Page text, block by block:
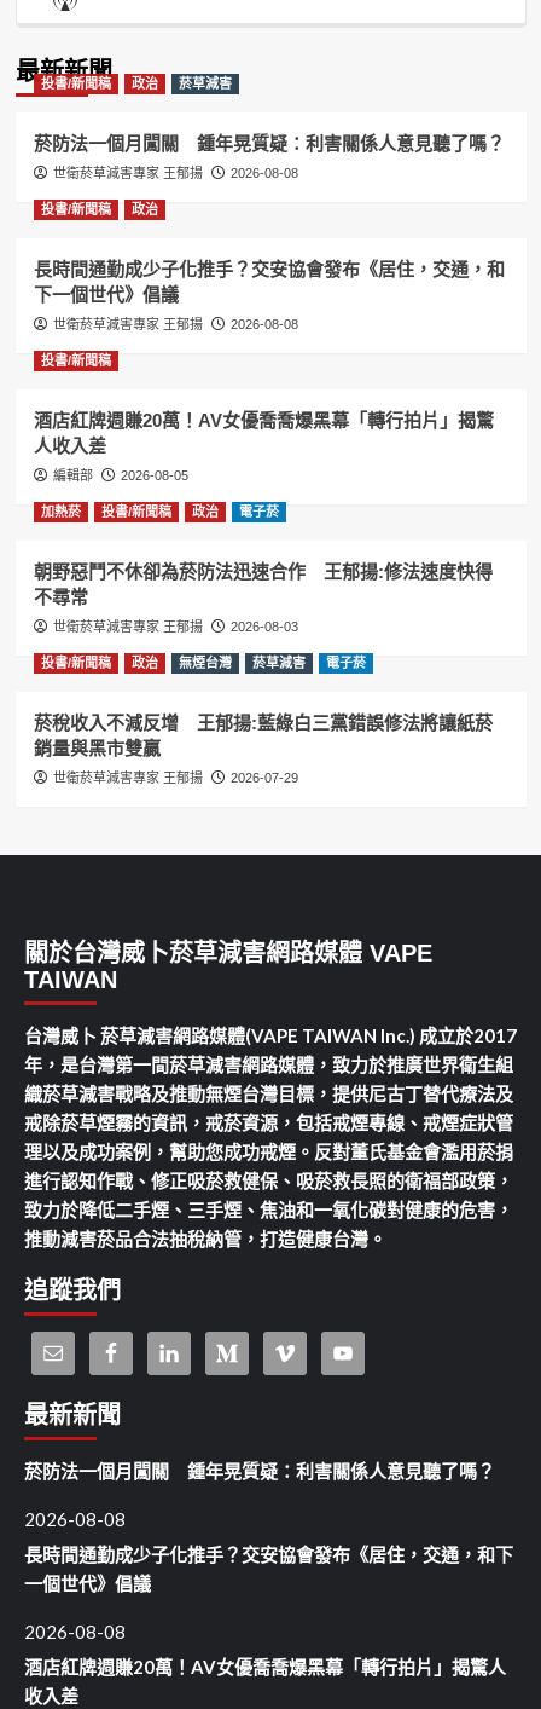
Podcast
最新新聞
投書/新聞稿 政治 菸草減害
菸防法一個月闖關 鍾年晃質疑：利害關係人意見聽了嗎？
世衛菸草減害專家 王郁揚 2026-08-08
投書/新聞稿 政治
長時間通勤成少子化推手？交安協會發布《居住，交通，和
下一個世代》倡議
世衛菸草減害專家 王郁揚 2026-08-08
投書/新聞稿
酒店紅牌週賺20萬！AV女優喬喬爆黑幕「轉行拍片」揭驚
人收入差
編輯部 2026-08-05
加熱菸 投書/新聞稿 政治 電子菸
朝野惡鬥不休卻為菸防法迅速合作 王郁揚:修法速度快得
不尋常
世衛菸草減害專家 王郁揚 2026-08-03
投書/新聞稿 政治 無煙台灣 菸草減害 電子菸
菸稅收入不減反增 王郁揚:藍綠白三黨錯誤修法將讓紙菸
銷量與黑市雙贏
世衛菸草減害專家 王郁揚 2026-07-29
關於台灣威卜菸草減害網路媒體 VAPE
TAIWAN
台灣威卜 菸草減害網路媒體(VAPE TAIWAN Inc.) 成立於2017
年，是台灣第一間菸草減害網路媒體，致力於推廣世界衛生組
織菸草減害戰略及推動無煙台灣目標，提供尼古丁替代療法及
戒除菸草煙霧的資訊，戒菸資源，包括戒煙專線、戒煙症狀管
理以及成功案例，幫助您成功戒煙。反對董氏基金會濫用菸捐
進行認知作戰、修正吸菸救健保、吸菸救長照的衛福部政策，
致力於降低二手煙、三手煙、焦油和一氧化碳對健康的危害，
推動減害菸品合法抽稅納管，打造健康台灣。
追蹤我們
最新新聞
菸防法一個月闖關 鍾年晃質疑：利害關係人意見聽了嗎？
2026-08-08
長時間通勤成少子化推手？交安協會發布《居住，交通，和下
一個世代》倡議
2026-08-08
酒店紅牌週賺20萬！AV女優喬喬爆黑幕「轉行拍片」揭驚人
收入差